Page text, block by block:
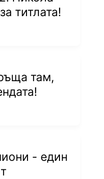
титлата!
там,
- един